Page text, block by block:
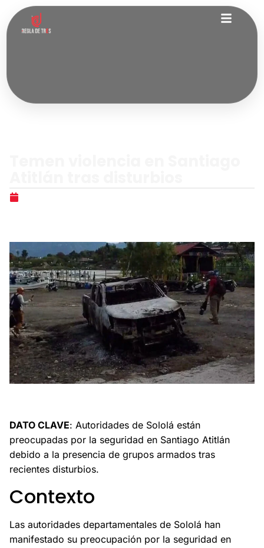
DATO CLAVE: Autoridades de Sololá están
preocupadas por la seguridad en Santiago Atitlán
debido a la presencia de grupos armados tras
recientes disturbios.
Contexto
Las autoridades departamentales de Sololá han
manifestado su preocupación por la seguridad en